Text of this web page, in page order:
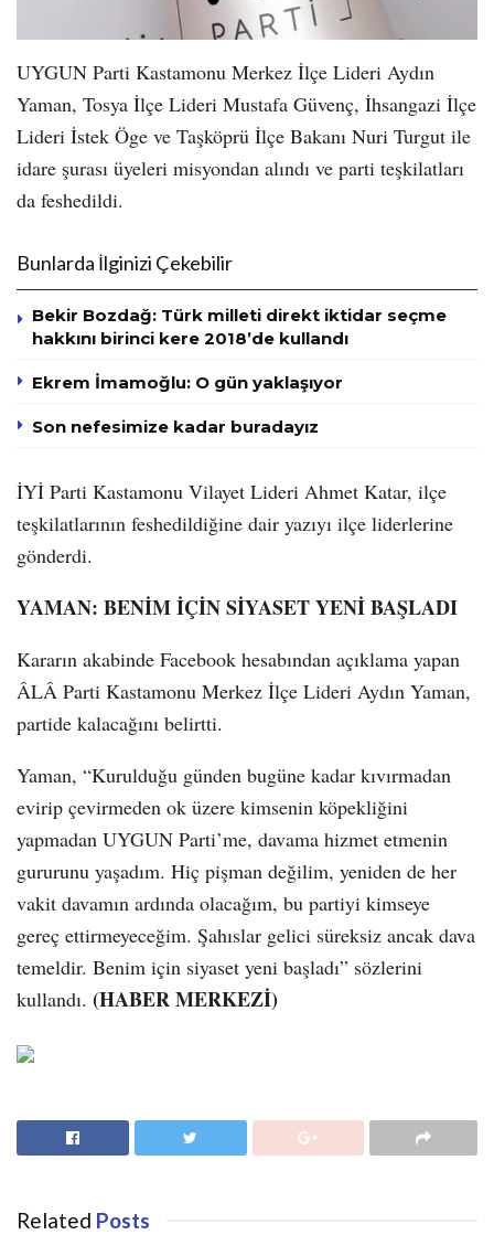
UYGUN Parti Kastamonu Merkez İlçe Lideri Aydın
Yaman, Tosya İlçe Lideri Mustafa Güvenç, İhsangazi İlçe
Lideri İstek Öge ve Taşköprü İlçe Bakanı Nuri Turgut ile
idare şurası üyeleri misyondan alındı ve parti teşkilatları
da feshedildi.
Bunlarda İlginizi Çekebilir
Bekir Bozdağ: Türk milleti direkt iktidar seçme
hakkını birinci kere 2018’de kullandı
Ekrem İmamoğlu: O gün yaklaşıyor
Son nefesimize kadar buradayız
İYİ Parti Kastamonu Vilayet Lideri Ahmet Katar, ilçe
teşkilatlarının feshedildiğine dair yazıyı ilçe liderlerine
gönderdi.
YAMAN: BENİM İÇİN SİYASET YENİ BAŞLADI
Kararın akabinde Facebook hesabından açıklama yapan
ÂLÂ Parti Kastamonu Merkez İlçe Lideri Aydın Yaman,
partide kalacağını belirtti.
Yaman, “Kurulduğu günden bugüne kadar kıvırmadan
evirip çevirmeden ok üzere kimsenin köpekliğini
yapmadan UYGUN Parti’me, davama hizmet etmenin
gururunu yaşadım. Hiç pişman değilim, yeniden de her
vakit davamın ardında olacağım, bu partiyi kimseye
gereç ettirmeyeceğim. Şahıslar gelici süreksiz ancak dava
temeldir. Benim için siyaset yeni başladı” sözlerini
kullandı. (HABER MERKEZİ)
Related Posts